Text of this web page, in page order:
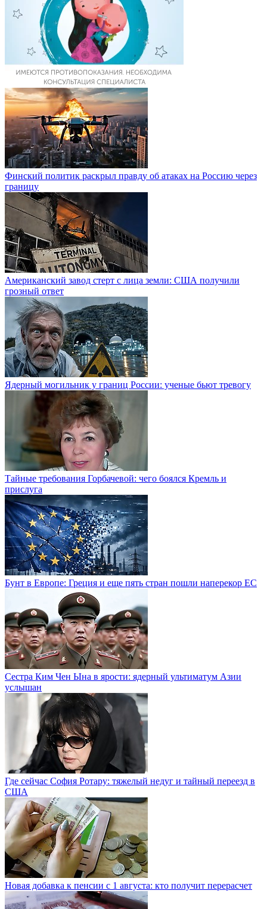
Финский политик раскрыл правду об атаках на Россию через
границу
Американский завод стерт с лица земли: США получили
грозный ответ
Ядерный могильник у границ России: ученые бьют тревогу
Тайные требования Горбачевой: чего боялся Кремль и
прислуга
Бунт в Европе: Греция и еще пять стран пошли наперекор ЕС
Сестра Ким Чен Ына в ярости: ядерный ультиматум Азии
услышан
Где сейчас София Ротару: тяжелый недуг и тайный переезд в
США
Новая добавка к пенсии с 1 августа: кто получит перерасчет